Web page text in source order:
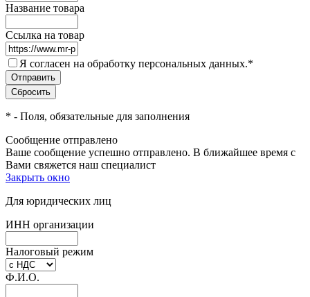
Название товара
Ссылка на товар
Я согласен на обработку персональных данных.*
* - Поля, обязательные для заполнения
Сообщение отправлено
Ваше сообщение успешно отправлено. В ближайшее время с
Вами свяжется наш специалист
Закрыть окно
Для юридических лиц
ИНН организации
Налоговый режим
Ф.И.О.